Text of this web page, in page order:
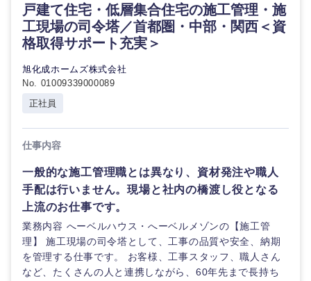
戸建て住宅・低層集合住宅の施工管理・施
工現場の司令塔／首都圏・中部・関西＜資
格取得サポート充実＞
旭化成ホームズ株式会社
No. 01009339000089
正社員
仕事内容
一般的な施工管理職とは異なり、資材発注や職人
手配は行いません。現場と社内の橋渡し役となる
上流のお仕事です。
業務内容 へーベルハウス・へーベルメゾンの【施工管
理】 施工現場の司令塔として、工事の品質や安全、納期
を管理する仕事です。 お客様、工事スタッフ、職人さん
など、たくさんの人と連携しながら、60年先まで長持ち